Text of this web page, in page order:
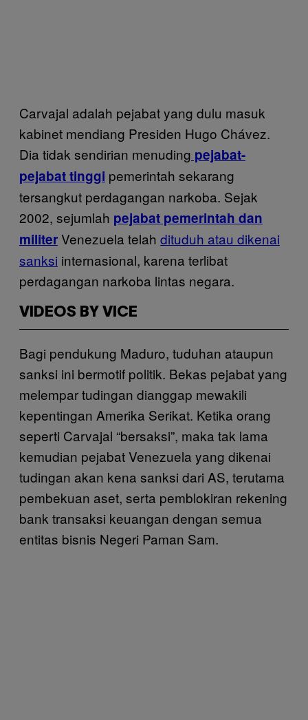
Carvajal adalah pejabat yang dulu masuk
kabinet mendiang Presiden Hugo Chávez.
Dia tidak sendirian menuding pejabat-
pejabat tinggi pemerintah sekarang
tersangkut perdagangan narkoba. Sejak
2002, sejumlah pejabat pemerintah dan
militerVenezuela telah dituduh atau dikenai
sanksi internasional, karena terlibat
perdagangan narkoba lintas negara.
VIDEOS BY VICE
Bagi pendukung Maduro, tuduhan ataupun
sanksi ini bermotif politik. Bekas pejabat yang
melempar tudingan dianggap mewakili
kepentingan Amerika Serikat. Ketika orang
seperti Carvajal “bersaksi”, maka tak lama
kemudian pejabat Venezuela yang dikenai
tudingan akan kena sanksi dari AS, terutama
pembekuan aset, serta pemblokiran rekening
bank transaksi keuangan dengan semua
entitas bisnis Negeri Paman Sam.